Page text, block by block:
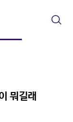
검
뭐길래